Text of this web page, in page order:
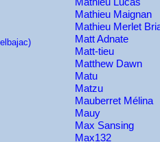
Mathieu Maignan
Mathieu Merlet
Matt Adnate
Matt-tieu
Matthew Dawn
Matu
Matzu
Mauberret Mélina
Mauy
Max Sansing
Max132